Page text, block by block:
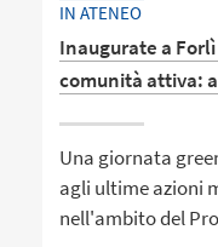
IN ATENEO
Inaugurate a
comunità attiva:
Una giornata
agli ultime azioni
nell'ambito del